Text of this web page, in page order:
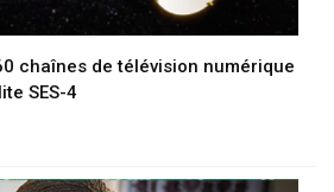
chaînes de télévision numérique
SES-4